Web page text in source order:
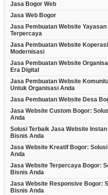
Jasa Bogor Web
Jasa Web Bogor
Jasa Pembuatan Website
Terpercaya
Jasa Pembuatan Website
Modernisasi
Jasa Pembuatan Website
Era Digital
Jasa Pembuatan Website
Untuk Organisasi Anda
Jasa Pembuatan Website Desa
Jasa Website Custom Bogor:
Anda
Solusi Terbaik Jasa Website
Bisnis Anda
Jasa Website Kreatif Bogor:
Anda
Jasa Website Terpercaya Bogor:
Bisnis Anda
Jasa Website Responsive Bogor:
Bisnis Anda